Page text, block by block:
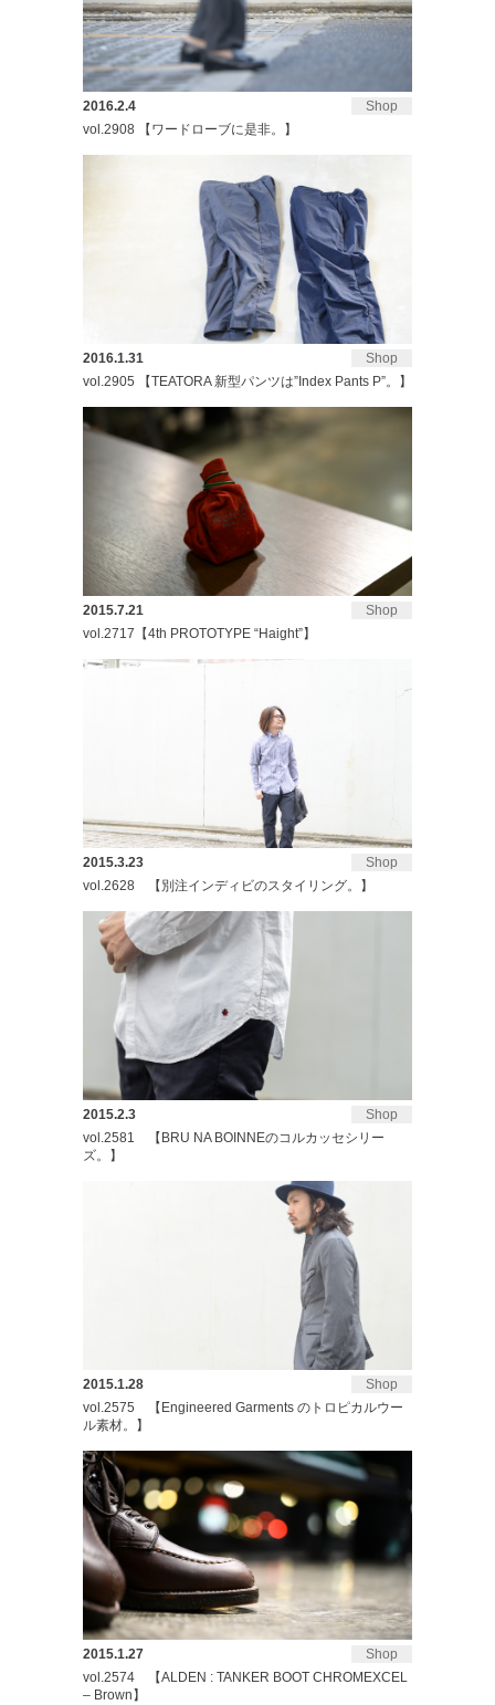
Shop
2016.2.4
vol.2908 【ワードローブに是非。】
Shop
2016.1.31
vol.2905 【TEATORA 新型パンツは”Index Pants P”。】
Shop
2015.7.21
vol.2717【4th PROTOTYPE “Haight”】
Shop
2015.3.23
vol.2628 【別注インディビのスタイリング。】
Shop
2015.2.3
vol.2581 【BRU NA BOINNEのコルカッセシリー
ズ。】
Shop
2015.1.28
vol.2575 【Engineered Garments のトロピカルウー
ル素材。】
Shop
2015.1.27
vol.2574 【ALDEN : TANKER BOOT CHROMEXCEL
– Brown】